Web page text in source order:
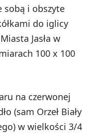
sobą i obszyte
do iglicy
Jasła w
100 x 100
na czerwonej
(sam Orzeł Biały
w wielkości 3/4